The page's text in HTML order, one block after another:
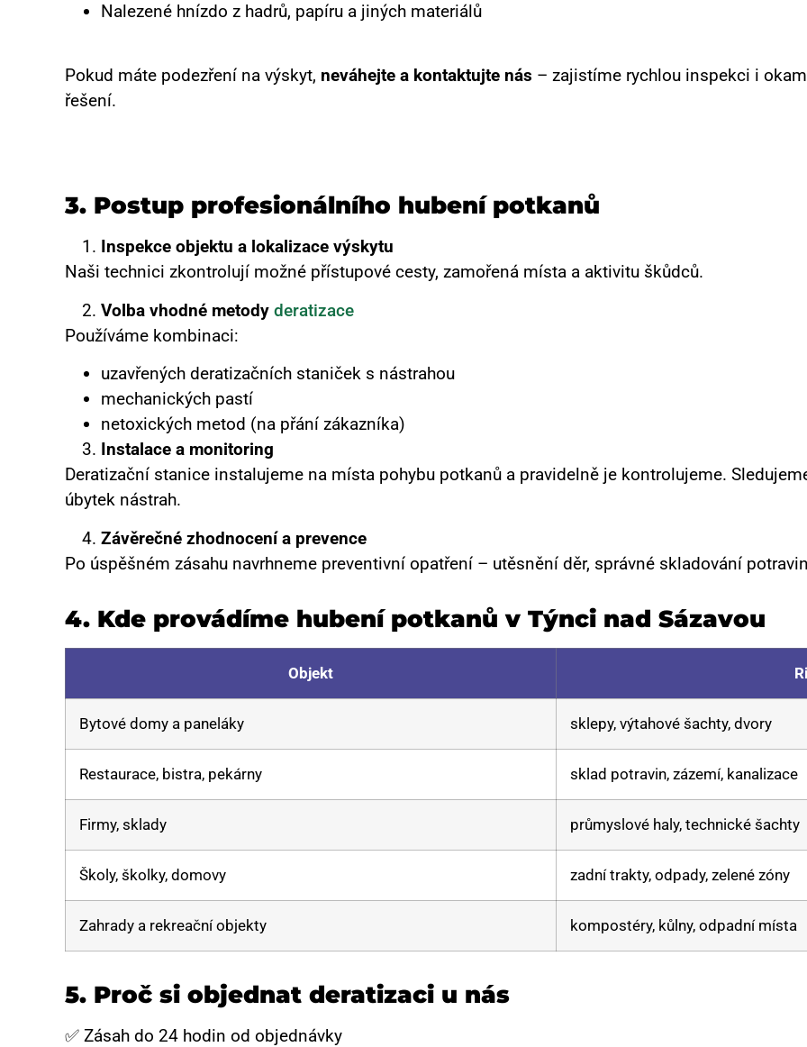
Nalezené hnízdo z hadrů, papíru a jiných materiálů
Pokud máte podezření na výskyt, neváhejte a kontaktujte nás – zajistíme rychlou inspekci i
řešení.
3. Postup profesionálního hubení potkanů
Inspekce objektu a lokalizace výskytu
Naši technici zkontrolují možné přístupové cesty, zamořená místa a aktivitu škůdců.
Volba vhodné metody deratizace
Používáme kombinaci:
uzavřených deratizačních staniček s nástrahou
mechanických pastí
netoxických metod (na přání zákazníka)
Instalace a monitoring
Deratizační stanice instalujeme na místa pohybu potkanů a pravidelně je kontrolujeme.
úbytek nástrah.
Závěrečné zhodnocení a prevence
Po úspěšném zásahu navrhneme preventivní opatření – utěsnění děr, správné skladování
4. Kde provádíme hubení potkanů v Týnci nad Sázavou
Objekt
Bytové domy a paneláky sklepy, výtahové šachty, dvory
Restaurace, bistra, pekárny sklad potravin, zázemí, kanalizace
Firmy, sklady průmyslové haly, technické šachty
Školy, školky, domovy zadní trakty, odpady, zelené zóny
Zahrady a rekreační objekty kompostéry, kůlny, odpadní místa
5. Proč si objednat deratizaci u nás
✅ Zásah do 24 hodin od objednávky